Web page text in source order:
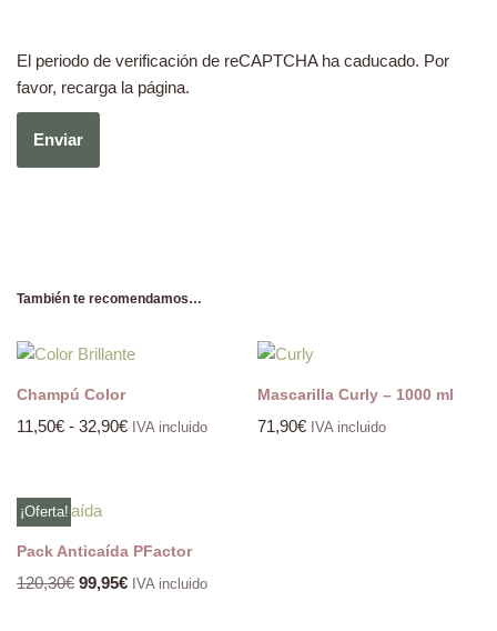
El periodo de verificación de reCAPTCHA ha caducado. Por
favor, recarga la página.
También te recomendamos…
Champú Color
11,50€ - 32,90€ IVA incluido
Mascarilla Curly – 1000 ml
71,90€ IVA incluido
¡Oferta!
Pack Anticaída PFactor
120,30€ 99,95€ IVA incluido